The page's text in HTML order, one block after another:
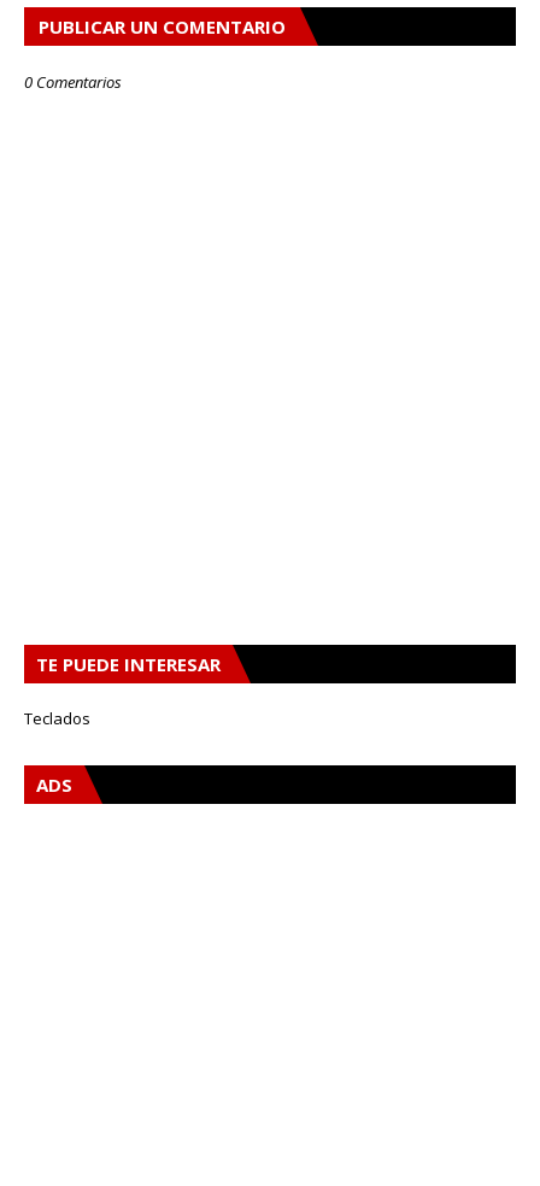
PUBLICAR UN COMENTARIO
0 Comentarios
TE PUEDE INTERESAR
Teclados
ADS